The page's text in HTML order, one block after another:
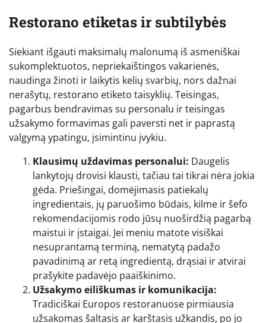
Restorano etiketas ir subtilybės
Siekiant išgauti maksimalų malonumą iš asmeniškai
sukomplektuotos, nepriekaištingos vakarienės,
naudinga žinoti ir laikytis kelių svarbių, nors dažnai
nerašytų, restorano etiketo taisyklių. Teisingas,
pagarbus bendravimas su personalu ir teisingas
užsakymo formavimas gali paversti net ir paprastą
valgymą ypatingu, įsimintinu įvykiu.
Klausimų uždavimas personalui: Daugelis
lankytojų drovisi klausti, tačiau tai tikrai nėra jokia
gėda. Priešingai, domėjimasis patiekalų
ingredientais, jų paruošimo būdais, kilme ir šefo
rekomendacijomis rodo jūsų nuoširdžią pagarbą
maistui ir įstaigai. Jei meniu matote visiškai
nesuprantamą terminą, nematytą padažo
pavadinimą ar retą ingredientą, drąsiai ir atvirai
prašykite padavėjo paaiškinimo.
Užsakymo eiliškumas ir komunikacija:
Tradiciškai Europos restoranuose pirmiausia
užsakomas šaltasis ar karštasis užkandis, po jo